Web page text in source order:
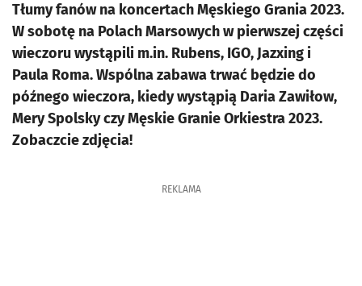
Tłumy fanów na koncertach Męskiego Grania 2023.
W sobotę na Polach Marsowych w pierwszej części
wieczoru wystąpili m.in. Rubens, IGO, Jazxing i
Paula Roma. Wspólna zabawa trwać będzie do
późnego wieczora, kiedy wystąpią Daria Zawiłow,
Mery Spolsky czy Męskie Granie Orkiestra 2023.
Zobaczcie zdjęcia!
REKLAMA